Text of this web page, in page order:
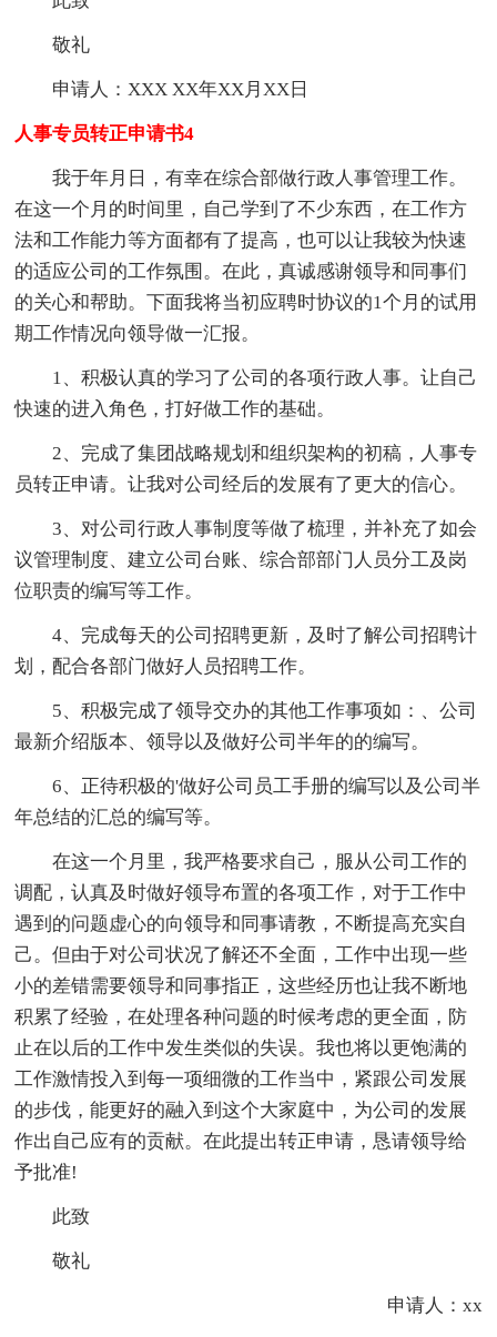
敬礼
申请人：XXX XX年XX月XX日
人事专员转正申请书4
我于年月日，有幸在综合部做行政人事管理工作。
在这一个月的时间里，自己学到了不少东西，在工作方
法和工作能力等方面都有了提高，也可以让我较为快速
的适应公司的工作氛围。在此，真诚感谢领导和同事们
的关心和帮助。下面我将当初应聘时协议的1个月的试用
期工作情况向领导做一汇报。
1、积极认真的学习了公司的各项行政人事。让自己
快速的进入角色，打好做工作的基础。
2、完成了集团战略规划和组织架构的初稿，人事专
员转正申请。让我对公司经后的发展有了更大的信心。
3、对公司行政人事制度等做了梳理，并补充了如会
议管理制度、建立公司台账、综合部部门人员分工及岗
位职责的编写等工作。
4、完成每天的公司招聘更新，及时了解公司招聘计
划，配合各部门做好人员招聘工作。
5、积极完成了领导交办的其他工作事项如：、公司
最新介绍版本、领导以及做好公司半年的的编写。
6、正待积极的'做好公司员工手册的编写以及公司半
年总结的汇总的编写等。
在这一个月里，我严格要求自己，服从公司工作的
调配，认真及时做好领导布置的各项工作，对于工作中
遇到的问题虚心的向领导和同事请教，不断提高充实自
己。但由于对公司状况了解还不全面，工作中出现一些
小的差错需要领导和同事指正，这些经历也让我不断地
积累了经验，在处理各种问题的时候考虑的更全面，防
止在以后的工作中发生类似的失误。我也将以更饱满的
工作激情投入到每一项细微的工作当中，紧跟公司发展
的步伐，能更好的融入到这个大家庭中，为公司的发展
作出自己应有的贡献。在此提出转正申请，恳请领导给
予批准!
此致
敬礼
申请人：xx